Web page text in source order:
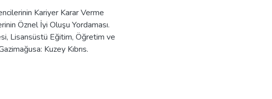
Kariyer Karar Verme
Öznel İyi Oluşu Yordaması.
Lisansüstü Eğitim, Öğretim ve
Kuzey Kıbrıs.